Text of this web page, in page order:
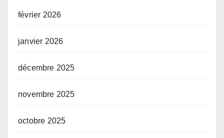
février 2026
janvier 2026
décembre 2025
novembre 2025
octobre 2025